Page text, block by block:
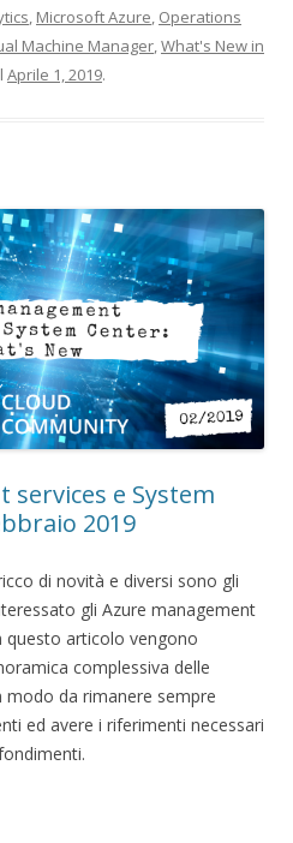
, Microsoft Azure, Operations
Machine Manager,What's New in
Aprile 1, 2019.
e System
2019
di novità e diversi sono gli
gli Azure management
questo articolo vengono
complessiva delle
modo da rimanere sempre
ed avere i riferimenti necessari